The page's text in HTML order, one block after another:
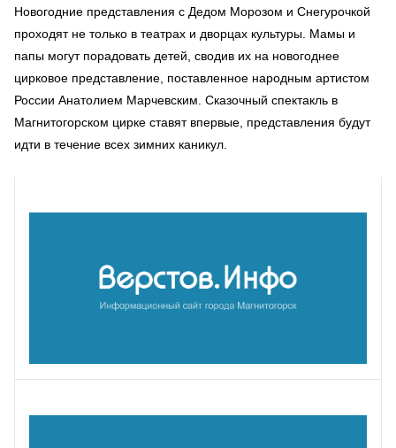
Новогодние представления с Дедом Морозом и Снегурочкой
проходят не только в театрах и дворцах культуры. Мамы и
папы могут порадовать детей, сводив их на новогоднее
цирковое представление, поставленное народным артистом
России Анатолием Марчевским. Сказочный спектакль в
Магнитогорском цирке ставят впервые, представления будут
идти в течение всех зимних каникул.